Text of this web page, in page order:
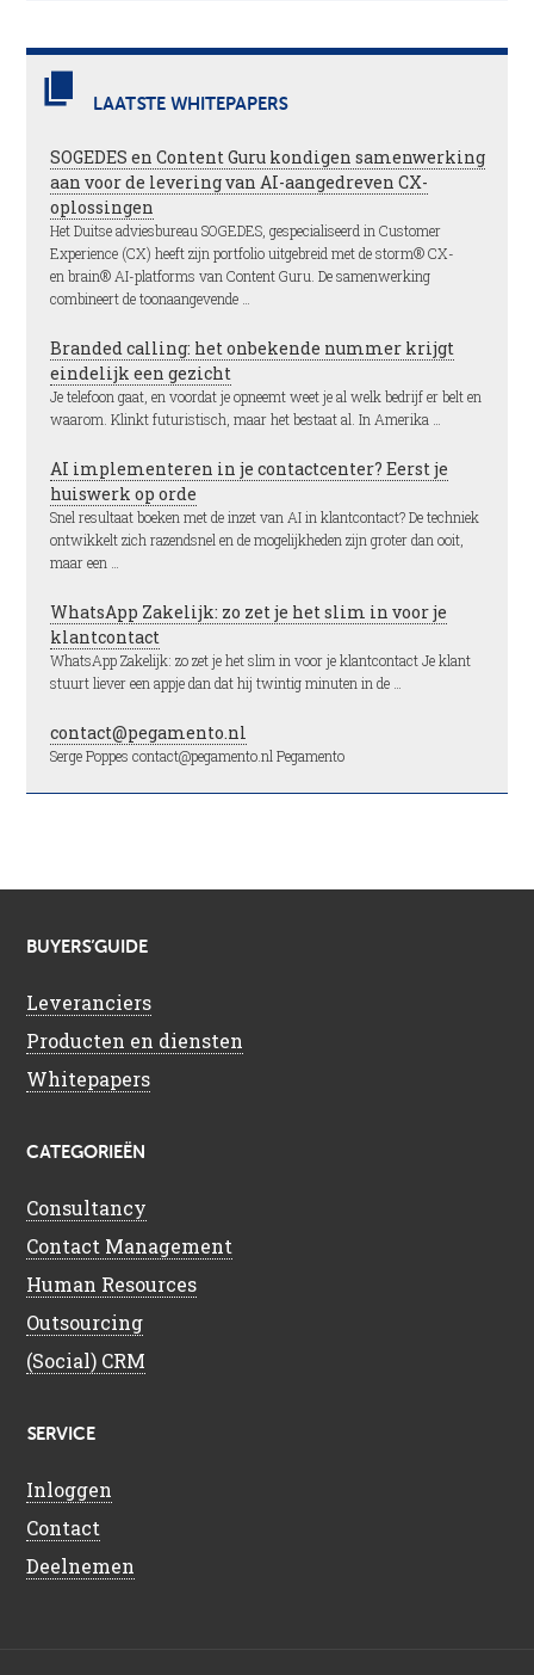
LAATSTE WHITEPAPERS
SOGEDES en Content Guru kondigen samenwerking
aan voor de levering van AI-aangedreven CX-
oplossingen
Het Duitse adviesbureau SOGEDES, gespecialiseerd in Customer
Experience (CX) heeft zijn portfolio uitgebreid met de storm® CX-
en brain® AI-platforms van Content Guru. De samenwerking
combineert de toonaangevende …
Branded calling: het onbekende nummer krijgt
eindelijk een gezicht
Je telefoon gaat, en voordat je opneemt weet je al welk bedrijf er belt en
waarom. Klinkt futuristisch, maar het bestaat al. In Amerika …
AI implementeren in je contactcenter? Eerst je
huiswerk op orde
Snel resultaat boeken met de inzet van AI in klantcontact? De techniek
ontwikkelt zich razendsnel en de mogelijkheden zijn groter dan ooit,
maar een …
WhatsApp Zakelijk: zo zet je het slim in voor je
klantcontact
WhatsApp Zakelijk: zo zet je het slim in voor je klantcontact Je klant
stuurt liever een appje dan dat hij twintig minuten in de …
contact@pegamento.nl
Serge Poppes contact@pegamento.nl Pegamento
BUYERS’GUIDE
Leveranciers
Producten en diensten
Whitepapers
CATEGORIEËN
Consultancy
Contact Management
Human Resources
Outsourcing
(Social) CRM
SERVICE
Inloggen
Contact
Deelnemen